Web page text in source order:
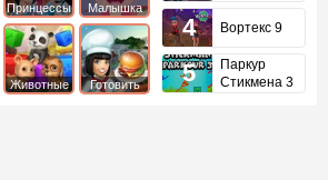
Принцессы
Диснея
Малышка
Хейзел
Животные
Готовить
Вортекс 9
Паркур
Стикмена 3